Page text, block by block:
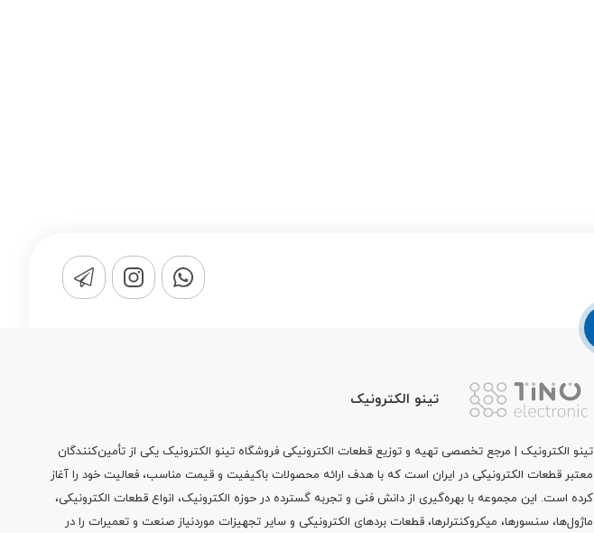
تینو الکترونیک
تینو الکترونیک | مرجع تخصصی تهیه و توزیع قطعات الکترونیکی فروشگاه تینو الکترونیک یکی از تأمین‌کنندگان
معتبر قطعات الکترونیکی در ایران است که با هدف ارائه محصولات باکیفیت و قیمت مناسب، فعالیت خود را آغاز
کرده است. این مجموعه با بهره‌گیری از دانش فنی و تجربه گسترده در حوزه الکترونیک، انواع قطعات الکترونیکی،
ماژول‌ها، سنسورها، میکروکنترلرها، قطعات بردهای الکترونیکی و سایر تجهیزات موردنیاز صنعت و تعمیرات را در